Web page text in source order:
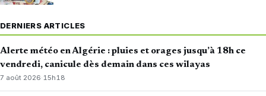
DERNIERS ARTICLES
Alerte météo en Algérie : pluies et orages jusqu’à 18h ce
vendredi, canicule dès demain dans ces wilayas
7 août 2026·15h18